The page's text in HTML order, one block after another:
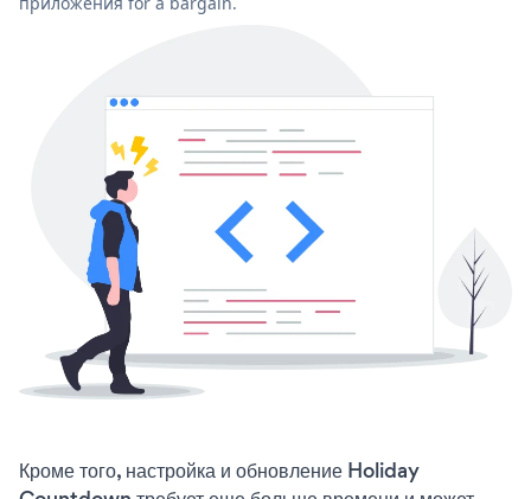
Кроме того, настройка и обновление Holiday